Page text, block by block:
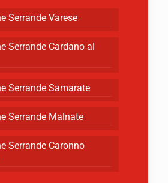
Serrande Varese
Serrande Cardano al
Serrande Samarate
Serrande Malnate
Serrande Caronno